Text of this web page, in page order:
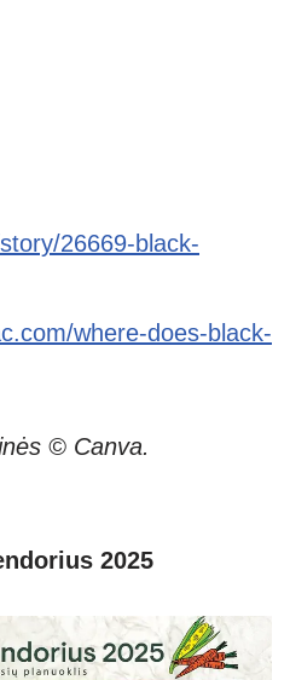
26669-black-
where-does-black-
© Canva.
2025